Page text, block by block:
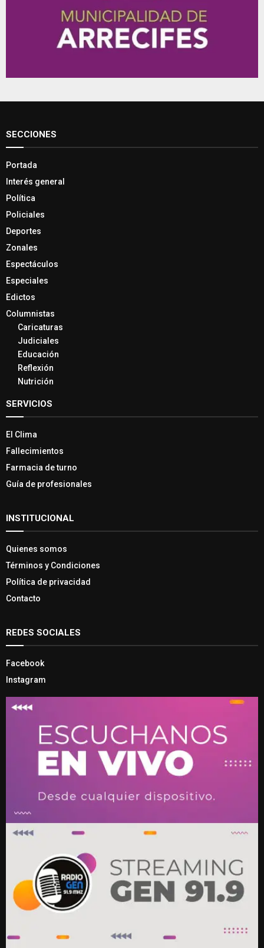
SECCIONES
Portada
Interés general
Política
Policiales
Deportes
Zonales
Espectáculos
Especiales
Edictos
Columnistas
Caricaturas
Judiciales
Educación
Reflexión
Nutrición
SERVICIOS
El Clima
Fallecimientos
Farmacia de turno
Guía de profesionales
INSTITUCIONAL
Quienes somos
Términos y Condiciones
Política de privacidad
Contacto
REDES SOCIALES
Facebook
Instagram